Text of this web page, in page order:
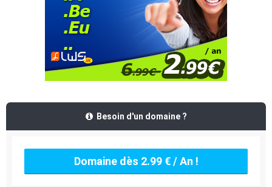
Besoin d'un domaine ?
Domaine dès 2.99 € / An !